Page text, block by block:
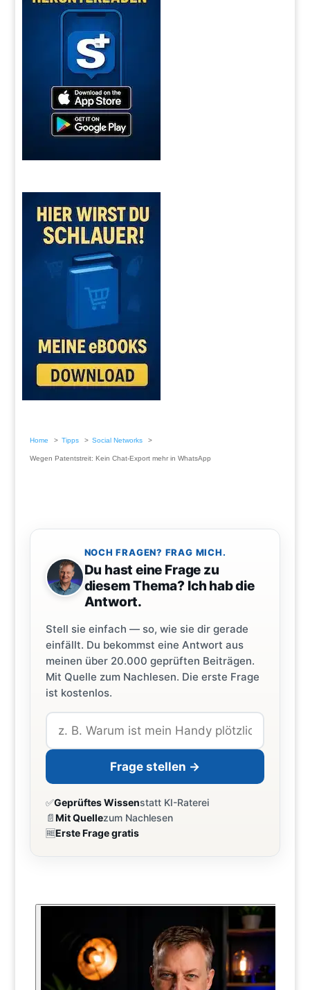
Home Tipps Social Networks
Wegen Patentstreit: Kein Chat-Export mehr in WhatsApp
NOCH FRAGEN? FRAG MICH.
Du hast eine Frage zu
diesem Thema? Ich hab die
Antwort.
Stell sie einfach — so, wie sie dir gerade
einfällt. Du bekommst eine Antwort aus
meinen über 20.000 geprüften Beiträgen.
Mit Quelle zum Nachlesen. Die erste Frage
ist kostenlos.
Frage stellen →
✅Geprüftes Wissenstatt KI-Raterei
📄Mit Quellezum Nachlesen
🆓Erste Frage gratis